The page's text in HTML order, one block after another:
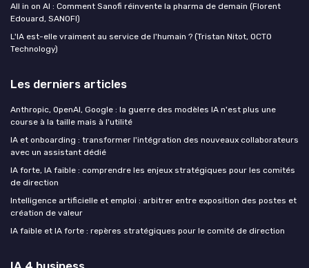
All in on AI : Comment Sanofi réinvente la pharma de demain (Florent
Edouard, SANOFI)
L'IA est-elle vraiment au service de l'humain ? (Tristan Nitot, OCTO
Technology)
Les derniers articles
Anthropic, OpenAI, Google : la guerre des modèles IA n'est plus une
course à la taille mais à l'utilité
IA et onboarding : transformer l'intégration des nouveaux collaborateurs
avec un assistant dédié
IA forte, IA faible : comprendre les enjeux stratégiques pour les comités
de direction
Intelligence artificielle et emploi : arbitrer entre exposition des postes et
création de valeur
IA faible et IA forte : repères stratégiques pour le comité de direction